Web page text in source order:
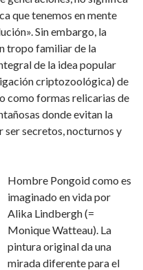
que tenemos en mente
Sin embargo, la
tropo familiar de la
de la idea popular
criptozoológica) de
como formas relicarias de
donde evitan la
ser secretos, nocturnos y
Hombre Pongoid como es
imaginado en vida por
Alika Lindbergh (=
Monique Watteau). La
pintura original da una
mirada diferente para el